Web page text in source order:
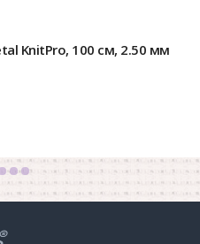
KnitPro, 100 см, 2.50 мм